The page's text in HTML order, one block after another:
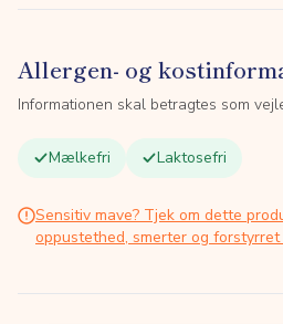
Allergen- og
Informationen skal betragtes som
Mælkefri Laktosefri
Sensitiv mave? Tjek om dette
oppustethed, smerter og